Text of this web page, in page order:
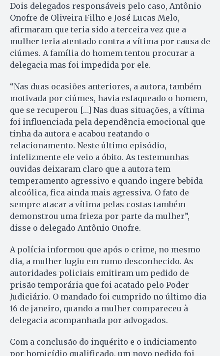
Dois delegados responsáveis pelo caso, Antônio
Onofre de Oliveira Filho e José Lucas Melo,
afirmaram que teria sido a terceira vez que a
mulher teria atentado contra a vítima por causa de
ciúmes. A família do homem tentou procurar a
delegacia mas foi impedida por ele.
“Nas duas ocasiões anteriores, a autora, também
motivada por ciúmes, havia esfaqueado o homem,
que se recuperou […] Nas duas situações, a vítima
foi influenciada pela dependência emocional que
tinha da autora e acabou reatando o
relacionamento. Neste último episódio,
infelizmente ele veio a óbito. As testemunhas
ouvidas deixaram claro que a autora tem
temperamento agressivo e quando ingere bebida
alcoólica, fica ainda mais agressiva. O fato de
sempre atacar a vítima pelas costas também
demonstrou uma frieza por parte da mulher”,
disse o delegado Antônio Onofre.
A polícia informou que após o crime, no mesmo
dia, a mulher fugiu em rumo desconhecido. As
autoridades policiais emitiram um pedido de
prisão temporária que foi acatado pelo Poder
Judiciário. O mandado foi cumprido no último dia
16 de janeiro, quando a mulher compareceu à
delegacia acompanhada por advogados.
Com a conclusão do inquérito e o indiciamento
por homicídio qualificado, um novo pedido foi